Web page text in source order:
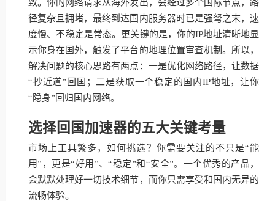
致。你的网络请求从海外发出，会经过多个国际节点，路
径复杂且拥堵，最终到达国内服务器时已是强弩之末，速
度慢、不稳定是常态。更关键的是，你的IP地址清晰地显
示你身在国外，触发了平台的地理位置审查机制。所以，
解决问题的核心思路有两点：一是优化网络路径，让数据
“抄近道”回国；二是获取一个稳定的国内IP地址，让你
“隐身”回归国内网络。
选择回国加速器的五大关键考量
市场上工具繁多，如何挑选？你需要关注的不只是“能
用”，更是“好用”、“稳定”和“安全”。一个优秀的产品，
会默默处理好一切技术细节，而你只需享受和国内无异的
流畅体验。